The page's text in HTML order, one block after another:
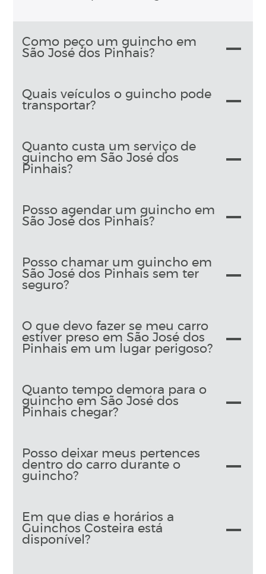
Como peço um guincho em
São José dos Pinhais?
Quais veículos o guincho pode
transportar?
Quanto custa um serviço de
guincho em São José dos
Pinhais?
Posso agendar um guincho em
São José dos Pinhais?
Posso chamar um guincho em
São José dos Pinhais sem ter
seguro?
O que devo fazer se meu carro
estiver preso em São José dos
Pinhais em um lugar perigoso?
Quanto tempo demora para o
guincho em São José dos
Pinhais chegar?
Posso deixar meus pertences
dentro do carro durante o
guincho?
Em que dias e horários a
Guinchos Costeira está
disponível?